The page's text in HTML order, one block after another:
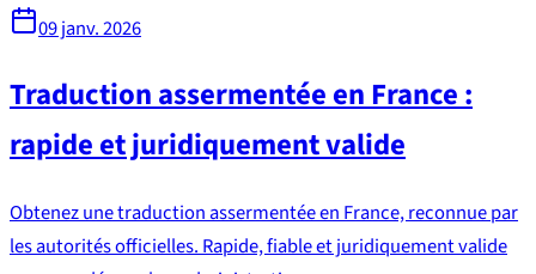
09 janv. 2026
Traduction assermentée en France :
rapide et juridiquement valide
Obtenez une traduction assermentée en France, reconnue par
les autorités officielles. Rapide, fiable et juridiquement valide